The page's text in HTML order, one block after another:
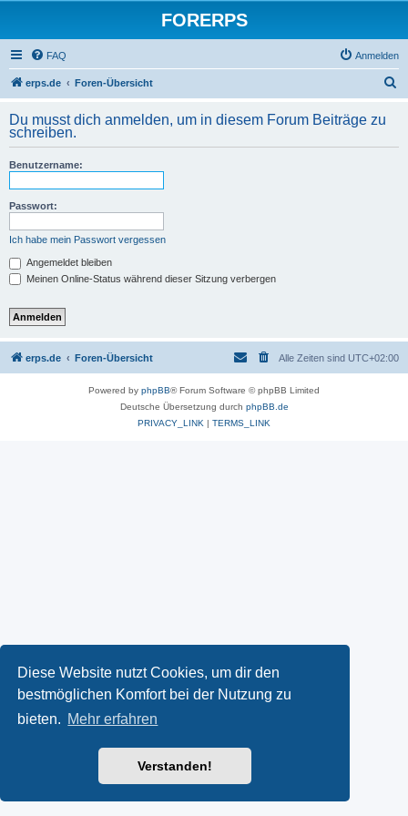
Diese Website nutzt Cookies, um dir den
bestmöglichen Komfort bei der Nutzung zu
bieten. Mehr erfahren
Verstanden!
FORERPS
FAQ Anmelden
erps.de Foren-Übersicht
h
Du musst dich anmelden, um in diesem Forum Beiträge zu
schreiben.
Benutzername:
Passwort:
Ich habe mein Passwort vergessen
Angemeldet bleiben
Meinen Online-Status während dieser Sitzung verbergen
erps.de Foren-Übersicht Alle Zeiten sind UTC+02:00
Powered by phpBB® Forum Software © phpBB Limited
Deutsche Übersetzung durch phpBB.de
PRIVACY_LINK | TERMS_LINK